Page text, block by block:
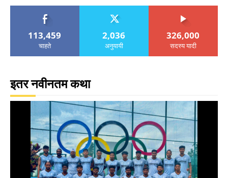
113,459
चाहते
2,036
अनुयायी
326,000
सदस्य यादी
इतर नवीनतम कथा